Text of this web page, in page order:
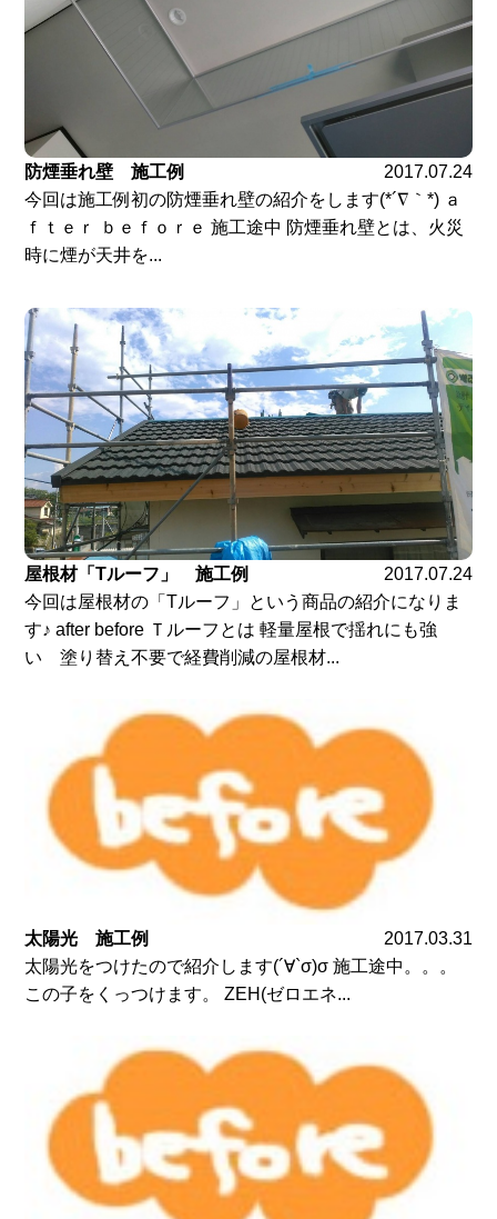
防煙垂れ壁 施工例
2017.07.24
今回は施工例初の防煙垂れ壁の紹介をします(*´∇｀*) ａ
ｆｔｅｒ ｂｅｆｏｒｅ 施工途中 防煙垂れ壁とは、火災
時に煙が天井を...
屋根材「Tルーフ」 施工例
2017.07.24
今回は屋根材の「Tルーフ」という商品の紹介になりま
す♪ after before Ｔルーフとは 軽量屋根で揺れにも強
い 塗り替え不要で経費削減の屋根材...
太陽光 施工例
2017.03.31
太陽光をつけたので紹介します(´∀`σ)σ 施工途中。。。
この子をくっつけます。 ZEH(ゼロエネ...